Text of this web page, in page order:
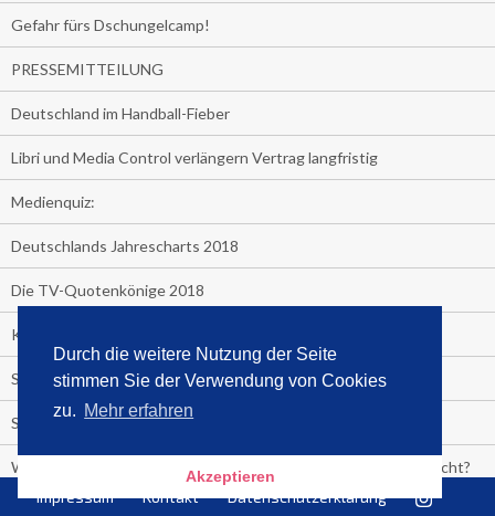
Durch die weitere Nutzung der Seite
stimmen Sie der Verwendung von Cookies
zu. Mehr erfahren
Akzeptieren
Gefahr fürs Dschungelcamp!
PRESSEMITTEILUNG
Deutschland im Handball-Fieber
Libri und Media Control verlängern Vertrag langfristig
Medienquiz:
Deutschlands Jahrescharts 2018
Die TV-Quotenkönige 2018
KNV und Media Control verlängern vorzeitig Zusammenarbeit
STRENG VERTRAULICH
Streaming verändert TV?
Welcher TV-Sender hat seine Marktanteile seit 2013 vervierfacht?
Michelle for President!
Impressum Kontakt Datenschutzerklärung